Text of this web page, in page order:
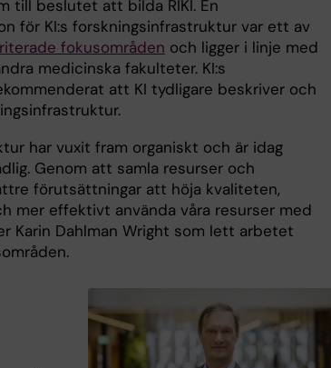
till beslutet att bilda RIKI. En
för KI:s forskningsinfrastruktur var ett av
fokusområden och ligger i linje med
medicinska fakulteter. KI:s
att KI tydligare beskriver och
har vuxit fram organiskt och är idag
Genom att samla resurser och
förutsättningar att höja kvaliteten,
mer effektivt använda våra resurser med
Karin Dahlman Wright som lett arbetet